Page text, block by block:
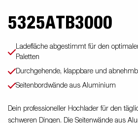
5325ATB3000
Ladefläche abgestimmt für den
Paletten
Durchgehende, klappbare und
Seitenbordwände aus Aluminium
Dein professioneller Hochlader für den
schweren Dingen. Die Seitenwände aus